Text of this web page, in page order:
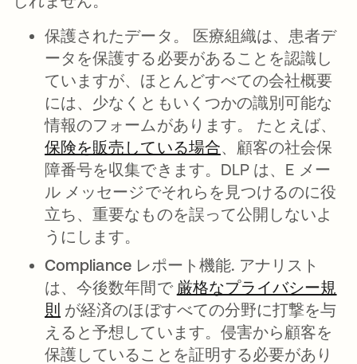
保護されたデータ。 医療組織は、患者デ
ータを保護する必要があることを認識し
ていますが、ほとんどすべての会社概要
には、少なくともいくつかの識別可能な
情報のフォームがあります。 たとえば、
保険を販売している場合新しいタブで開く
、顧客の社会保
障番号を収集できます。DLP は、E メー
ル メッセージでそれらを見つけるのに役
立ち、重要なものを誤って公開しないよ
うにします。
Compliance レポート機能. アナリスト
は、今後数年間で 厳格なプライバシー規
則 新しいタブで開く
が経済のほぼすべての分野に打撃を与
えると予想しています。侵害から顧客を
保護していることを証明する必要があり